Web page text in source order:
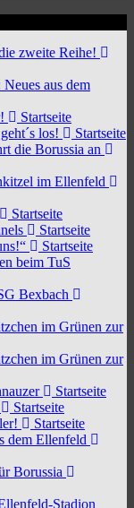
zweite Reihe!
aus dem
Startseite
los!
Startseite
die Borussia an
im Ellenfeld
Startseite
Startseite
Startseite
beim TuS
Bexbach
im Grünen zur
im Grünen zur
Startseite
Startseite
Startseite
dem Ellenfeld
Borussia
Stadion